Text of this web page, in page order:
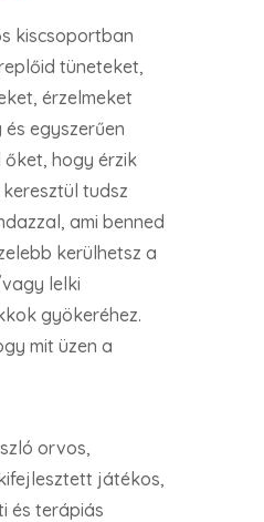
kiscsoportban
tüneteket,
érzelmeket
egyszerűen
hogy érzik
tudsz
ami benned
kerülhetsz a
lelki
gyökeréhez.
mit üzen a
orvos,
játékos,
és terápiás